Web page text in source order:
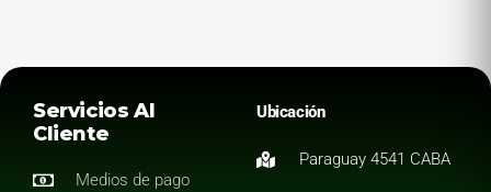
Servicios Al
Cliente
Medios de pago
Ubicación
Paraguay 4541 CABA